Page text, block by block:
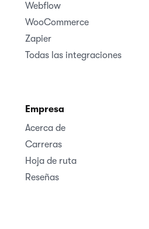
Webflow
WooCommerce
Zapier
Todas las integraciones
Empresa
Acerca de
Carreras
Hoja de ruta
Reseñas